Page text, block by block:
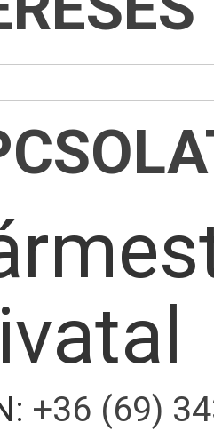
+36 (69)